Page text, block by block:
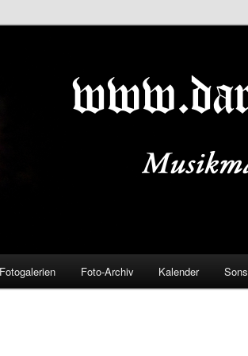
Fotogalerien Foto-Archiv Kalender